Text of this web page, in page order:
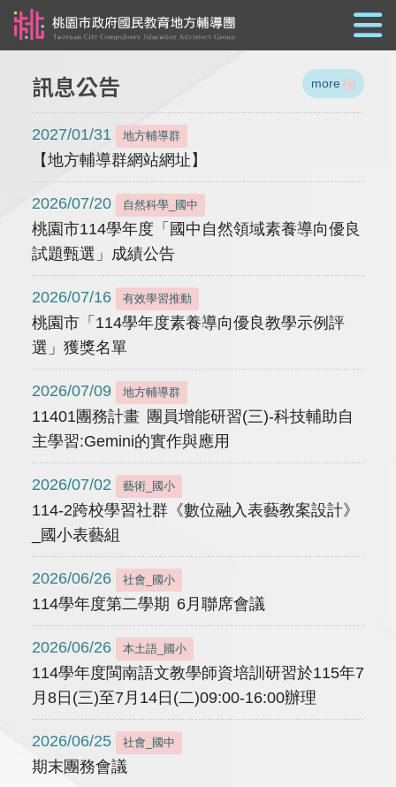
訊息公告 more
2027/01/31 地方輔導群
【地方輔導群網站網址】
2026/07/20 自然科學_國中
桃園市114學年度「國中自然領域素養導向優良
試題甄選」成績公告
2026/07/16 有效學習推動
桃園市「114學年度素養導向優良教學示例評
選」獲獎名單
2026/07/09 地方輔導群
11401團務計畫 團員增能研習(三)-科技輔助自
主學習:Gemini的實作與應用
2026/07/02 藝術_國小
114-2跨校學習社群《數位融入表藝教案設計》
_國小表藝組
2026/06/26 社會_國小
114學年度第二學期 6月聯席會議
2026/06/26 本土語_國小
114學年度閩南語文教學師資培訓研習於115年7
月8日(三)至7月14日(二)09:00-16:00辦理
2026/06/25 社會_國中
期末團務會議